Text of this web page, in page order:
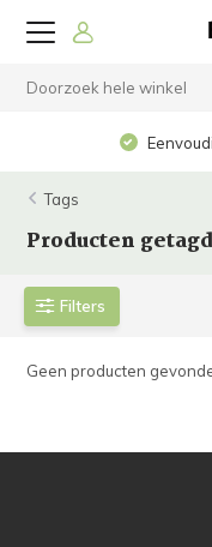
Tags
Producten
Filters
Geen producten